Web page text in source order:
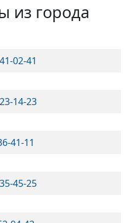
из города
02-41
14-23
41-11
45-25